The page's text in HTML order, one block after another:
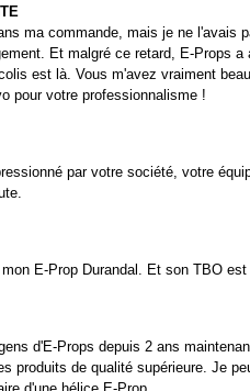
ma commande, mais je ne l'avais
Et malgré ce retard, E-Props
est là. Vous m'avez vraiment
pour votre professionnalisme !
par votre société, votre
E-Prop Durandal. Et son TBO
d'E-Props depuis 2 ans
produits de qualité supérieure. Je